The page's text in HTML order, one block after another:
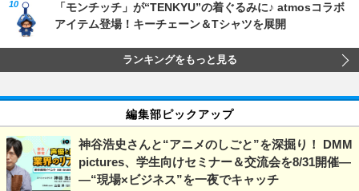
「モンチッチ」が“TENKYU”の着ぐるみに♪ atmosコラボ
アイテム登場！キーチェーン＆Tシャツを展開
ランキングをもっと見る
編集部ピックアップ
神谷浩史さんと“アニメのしごと”を深掘り！ DMM
pictures、学生向けセミナー＆交流会を8/31開催―
―“現場×ビジネス”を一夜でキャッチ